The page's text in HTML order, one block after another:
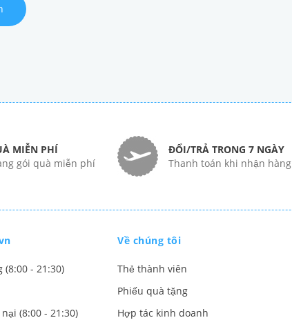
MIỄN PHÍ
gói quà miễn phí
ĐỔI/TRẢ TRONG 7 NGÀY
Thanh toán khi nhận hàng
- 21:30)
(8:00 - 21:30)
Về chúng tôi
Thẻ thành viên
Phiếu quà tặng
Hợp tác kinh doanh